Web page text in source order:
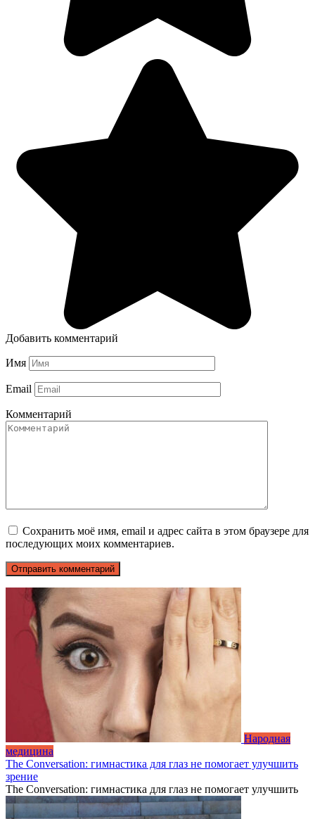
Добавить комментарий
Имя
Email
Комментарий
Сохранить моё имя, email и адрес сайта в этом браузере для
последующих моих комментариев.
Народная
медицина
The Conversation: гимнастика для глаз не помогает улучшить
зрение
The Conversation: гимнастика для глаз не помогает улучшить